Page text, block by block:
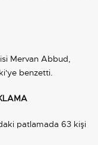
Mervan Abbud,
benzetti.
patlamada 63 kişi